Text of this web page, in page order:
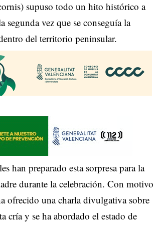
supuso todo un hito histórico a
segunda vez que se conseguía la
del territorio peninsular.
han preparado esta sorpresa para la
durante la celebración. Con motivo
ofrecido una charla divulgativa sobre
cría y se ha abordado el estado de